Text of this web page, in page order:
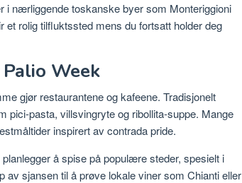
i nærliggende toskanske byer som Monteriggioni
et rolig tilfluktssted mens du fortsatt holder deg
Week
gjør restaurantene og kafeene. Tradisjonelt
pici-pasta, villsvingryte og ribollita-suppe. Mange
inspirert av contrada pride.
å spise på populære steder, spesielt i
sjansen til å prøve lokale viner som Chianti eller